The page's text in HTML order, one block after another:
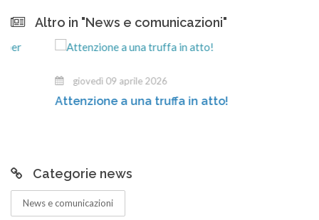
Altro in "News e comunicazioni"
giovedì 09 aprile 2026
Attenzione a una truffa in atto!
Categorie news
News e comunicazioni